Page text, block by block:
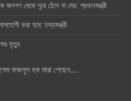
থেকে দূরে ঠেলে না দেয়: প্রধানমন্ত্রী
করা হবে: তথ্যমন্ত্রী
মৃত্যু
ফজলুল হক মারা গেছেন….